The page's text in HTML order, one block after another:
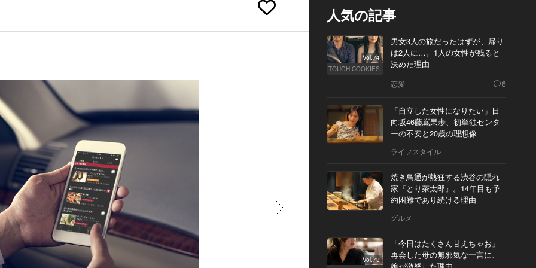
人気の記事
Vol.74
TOUGH COOKIES
男女3人の旅だったはずが、帰り
は2人に…。1人の女性が残ると
決めた理由
恋愛 6
「自立した女性になりたい」日
向坂46藤嶌果歩、初単独センタ
ーの不安と20歳の理想像
ライフスタイル
焼き鳥通が熱狂する渋谷の隠れ
家『とり茶太郎』。14年目も予
約困難であり続ける理由
グルメ
Vol.73
「今日はたくさん甘えちゃお」
再会した母の無邪気な一言に、